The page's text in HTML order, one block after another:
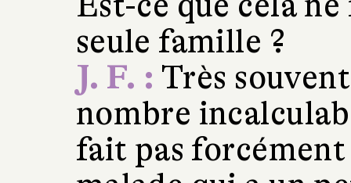
seule famille ?
J. F. : Très
nombre
fait pas